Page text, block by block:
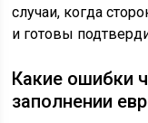
случаи, когда
и готовы
Какие ошибки
заполнении